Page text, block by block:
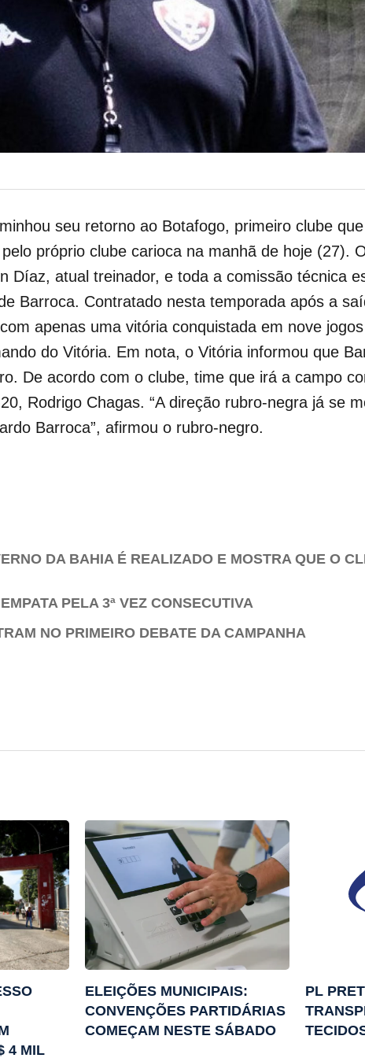
seu retorno ao Botafogo, primeiro clube
pelo próprio clube carioca na manhã de hoje (27).
Díaz, atual treinador, e toda a comissão técnica
Barroca. Contratado nesta temporada após a
apenas uma vitória conquistada em nove
do Vitória. Em nota, o Vitória informou que
De acordo com o clube, time que irá a campo
Rodrigo Chagas. “A direção rubro-negra já se
Barroca”, afirmou o rubro-negro.
DA BAHIA É REALIZADO E MOSTRA QUE O
PELA 3ª VEZ CONSECUTIVA
NO PRIMEIRO DEBATE DA CAMPANHA
4 MIL
ELEIÇÕES MUNICIPAIS:
CONVENÇÕES PARTIDÁRIAS
COMEÇAM NESTE SÁBADO
PL